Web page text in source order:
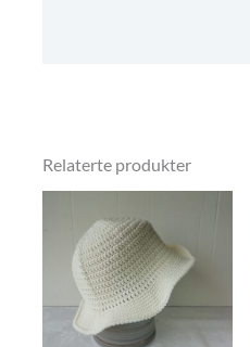
Relaterte produkter